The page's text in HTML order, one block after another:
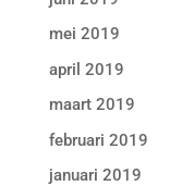
mei 2019
april 2019
maart 2019
februari 2019
januari 2019